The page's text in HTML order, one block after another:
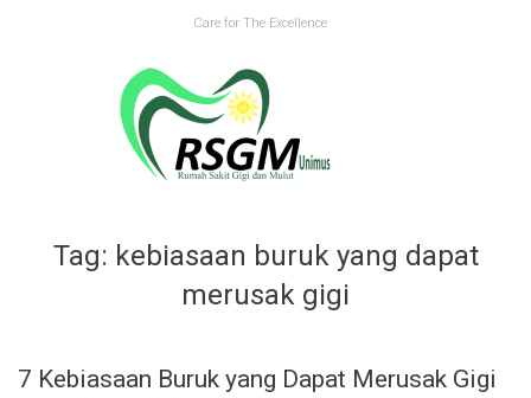
Care for The Excellence
Tag: kebiasaan buruk yang dapat
merusak gigi
7 Kebiasaan Buruk yang Dapat Merusak Gigi